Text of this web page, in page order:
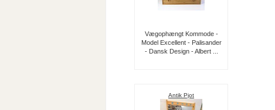
Vægophængt Kommode -
Model Excellent - Palisander
- Dansk Design - Albert ...
Antik Pjot